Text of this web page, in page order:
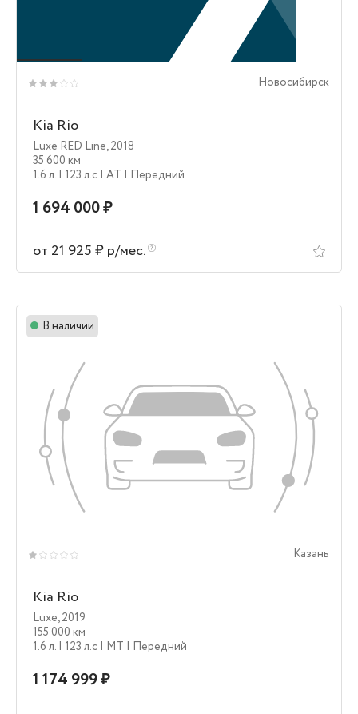
Новосибирск
Kia Rio
Luxe RED Line,2018
35 600 км
1.6 л. | 123 л.c | AT | Передний
1 694 000 ₽
от 21 925 ₽ р/мес.
В наличии
Казань
Kia Rio
Luxe,2019
155 000 км
1.6 л. | 123 л.c | MT | Передний
1 174 999 ₽